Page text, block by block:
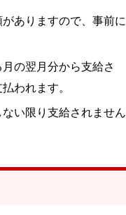
ありますので、事前に
の翌月分から支給さ
われます。
い限り支給されません